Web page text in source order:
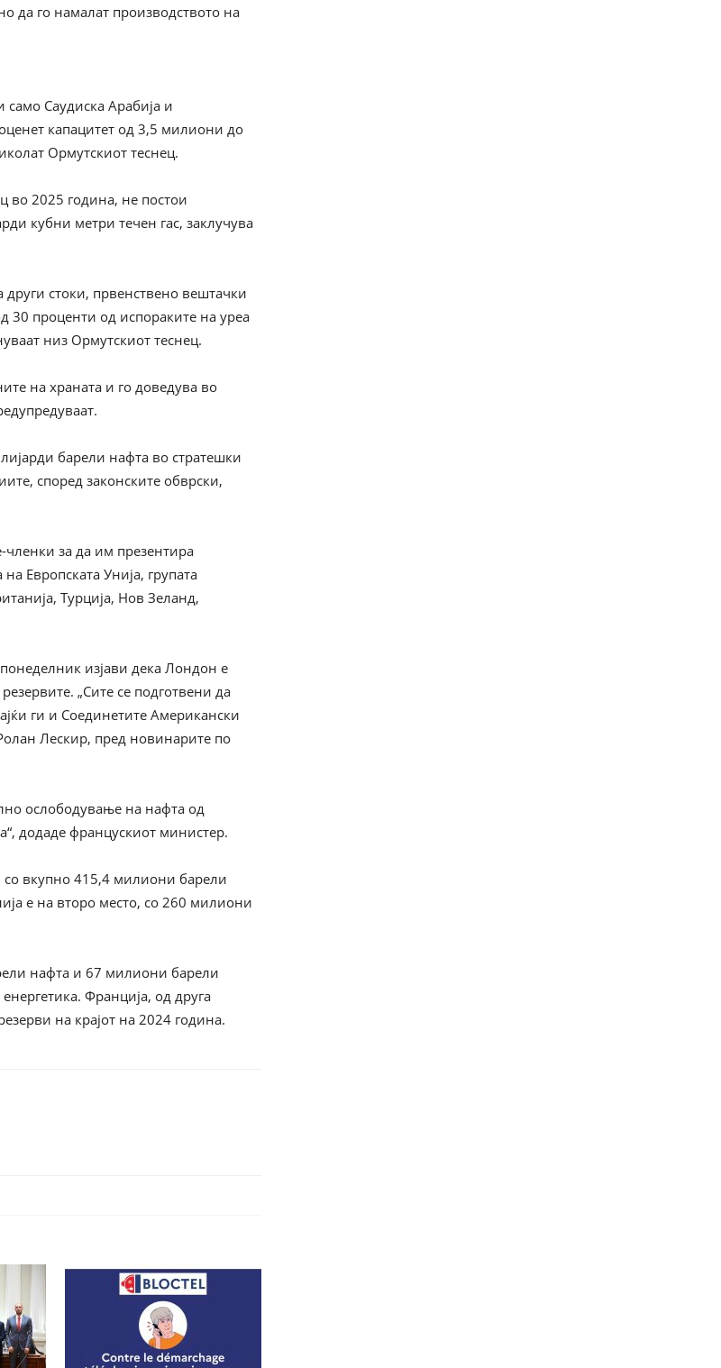
да го намалат производството на
само Саудиска Арабија и
капацитет од 3,5 милиони до
Ормутскиот теснец.
во 2025 година, не постои
кубни метри течен гас, заклучува
други стоки, првенствено вештачки
30 проценти од испораките на уреа
низ Ормутскиот теснец.
на храната и го доведува во
барели нафта во стратешки
според законските обврски,
членки за да им презентира
Европската Унија, групата
Турција, Нов Зеланд,
изјави дека Лондон е
„Сите се подготвени да
ги и Соединетите Американски
Лескир, пред новинарите по
ослободување на нафта од
додаде францускиот министер.
со вкупно 415,4 милиони барели
е на второ место, со 260 милиони
нафта и 67 милиони барели
Франција, од друга
на крајот на 2024 година.